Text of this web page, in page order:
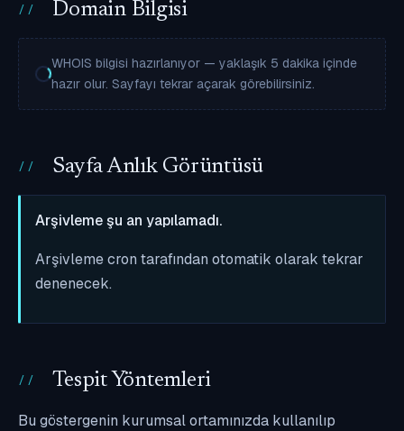
Domain Bilgisi
WHOIS bilgisi hazırlanıyor — yaklaşık 5 dakika içinde
hazır olur. Sayfayı tekrar açarak görebilirsiniz.
Sayfa Anlık Görüntüsü
Arşivleme şu an yapılamadı.
Arşivleme cron tarafından otomatik olarak tekrar
denenecek.
Tespit Yöntemleri
Bu göstergenin kurumsal ortamınızda kullanılıp